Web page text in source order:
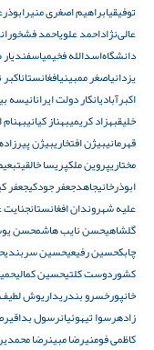
توفیقیابراهیم اصغری منیر
عالی‌نژاداحمد علویاحمد
دانشگاه‌اسدالله فخیمیاسفندیار
یزدانیاصغر ممبینیافغانستان
اکبرآبادیانکار دولت ایرانانیسه
خلیقبهزاد کریمیبهناز کیانی
قهرمانیبیژن افتخاریبیژن
مختاریپروین ملکپریسا خالقی
ابوذرخانیجاهدجعفر جودکیجعفر
علیه شهروندان افغانستانجنایت
گلشاهیحسن نایب هاشمحسن
چابکحسین رفیعیحسین سربندی
کشوردوست کلتیحسین کمالی
خانپورخسرو بندریداریوش
زادهرسوا تیهوئیانرسول بداقی
کاظمی فومنیرضا مبینرضا محمدی